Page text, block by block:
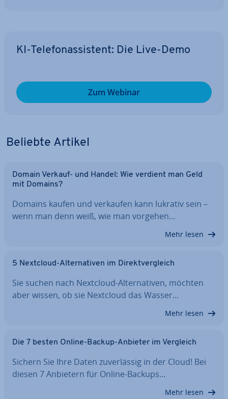
KI-Te­le­fon­as­sis­tent: Die Live-Demo
Zum Webinar
Beliebte Artikel
Domain Verkauf- und Handel: Wie verdient man Geld
mit Domains?
Domains kaufen und verkaufen kann lukrativ sein –
wenn man denn weiß, wie man vorgehen…
Mehr lesen
5 Nextcloud-Al­ter­na­ti­ven im Di­rekt­ver­gleich
Sie suchen nach Nextcloud-Al­ter­na­ti­ven, möchten
aber wissen, ob sie Nextcloud das Wasser…
Mehr lesen
Die 7 besten Online-Backup-Anbieter im Vergleich
Sichern Sie Ihre Daten zu­ver­läs­sig in der Cloud! Bei
diesen 7 Anbietern für Online-Backups…
Mehr lesen